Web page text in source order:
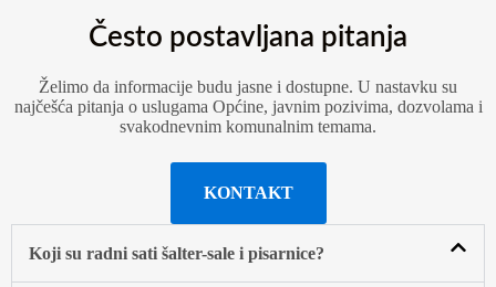
Često postavljana pitanja
Želimo da informacije budu jasne i dostupne. U nastavku su
najčešća pitanja o uslugama Općine, javnim pozivima, dozvolama i
svakodnevnim komunalnim temama.
KONTAKT
Koji su radni sati šalter-sale i pisarnice?